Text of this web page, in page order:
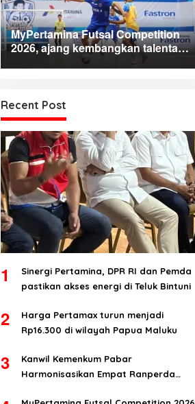
MyPertamina Futsal Competition
2026, ajang kembangkan talenta
muda dan berdayakan UMKM lokal
Recent Post
1
Sinergi Pertamina, DPR RI dan Pemda
pastikan akses energi di Teluk Bintuni
2
Harga Pertamax turun menjadi
Rp16.300 di wilayah Papua Maluku
3
Kanwil Kemenkum Pabar
Harmonisasikan Empat Ranperda